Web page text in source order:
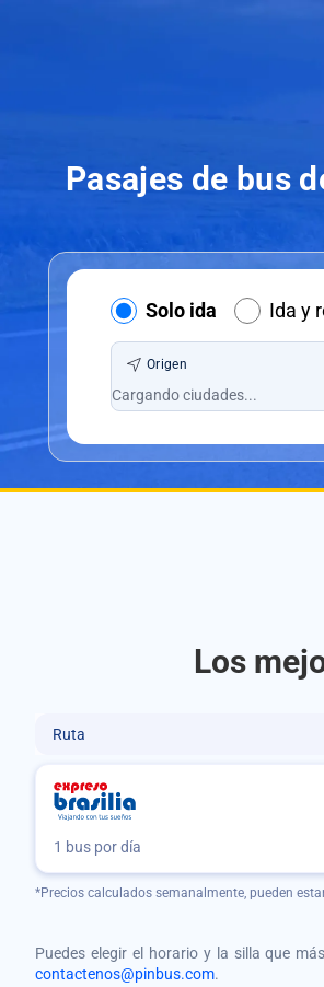
Pasajes de bus
Solo ida Ida y
Origen
Los
Ruta
1 bus por día
*Precios calculados semanalmente, pueden
Puedes elegir el horario y la silla que
contactenos@pinbus.com.